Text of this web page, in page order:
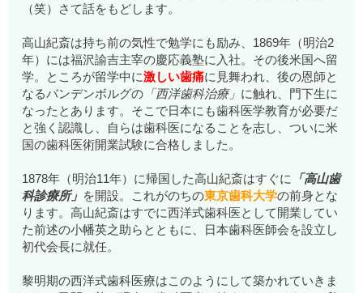
（笑）さて話をもどします。
高山紀斎は持ち前の気性で勉学にも励み、1869年（明治2
年）には福沢諭吉主宰の慶応義塾に入社。その後米国へ留
学。ところが留学中に激しい歯痛に見舞われ、後の恩師と
なるバンデンボルグの 「西洋歯科治療」 に触れ、門下生に
なったとあります。そこで日本にも歯科医学教育が必要だ
と強く認識し、自らは歯科医になることを志し、ついに米
国の歯科医術開業試験に合格しました。
1878年（明治11年）に帰国した高山紀斎はすぐに 「高山歯
科診療所」 を開設。これがのちの東京歯科大学の前身とな
ります。高山紀斎はすでに西洋式歯科医として開業してい
た前述の小幡英之助らとともに、日本歯科医師会を設立し
初代会長に就任。
黎明期の西洋式歯科医療はこのようにして築かれていきま